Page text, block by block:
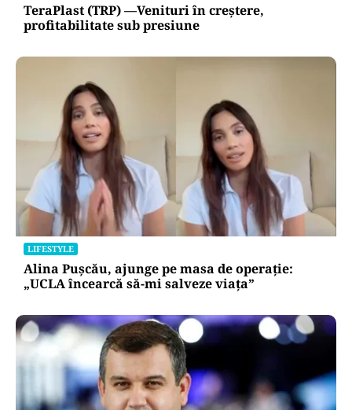
TeraPlast (TRP) —Venituri în creștere,
profitabilitate sub presiune
LIFESTYLE
Alina Pușcău, ajunge pe masa de operație:
„UCLA încearcă să-mi salveze viața”